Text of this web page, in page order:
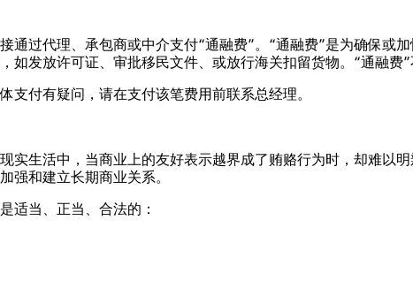
通过代理、承包商或中介支付“通融费”。“通融费”是为确保或
如发放许可证、审批移民文件、或放行海关扣留货物。“通融费
支付有疑问，请在支付该笔费用前联系总经理。
实生活中，当商业上的友好表示越界成了贿赂行为时，却难以
强和建立长期商业关系。
适当、正当、合法的：